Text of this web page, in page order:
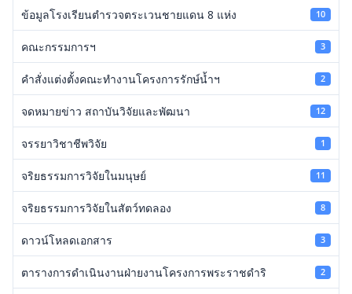
ข้อมูลโรงเรียนตำรวจตระเวนชายแดน 8 แห่ง 10
คณะกรรมการฯ 3
คำสั่งแต่งตั้งคณะทำงานโครงการรักษ์น้ำฯ 2
จดหมายข่าว สถาบันวิจัยและพัฒนา 12
จรรยาวิชาชีพวิจัย 1
จริยธรรมการวิจัยในมนุษย์ 11
จริยธรรมการวิจัยในสัตว์ทดลอง 8
ดาวน์โหลดเอกสาร 3
ตารางการดำเนินงานฝ่ายงานโครงการพระราชดำริ 2